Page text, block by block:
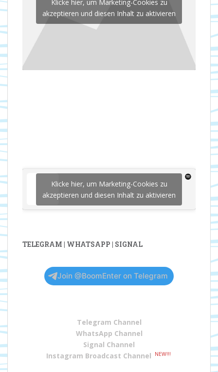
Klicke hier, um Marketing-Cookies zu
akzeptieren und diesen Inhalt zu aktivieren
Klicke hier, um Marketing-Cookies zu
akzeptieren und diesen Inhalt zu aktivieren
TELEGRAM | WHATSAPP | SIGNAL
Join @BoomEnter on Telegram
Telegram Channel
WhatsApp Channel
Signal Channel
Instagram Broadcast Channel
NEW!!!